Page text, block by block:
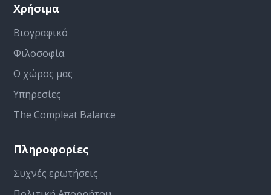
Χρήσιμα
Βιογραφικό
Φιλοσοφία
Ο χώρος μας
Υπηρεσίες
The Compleat Balance
Πληροφορίες
Συχνές ερωτήσεις